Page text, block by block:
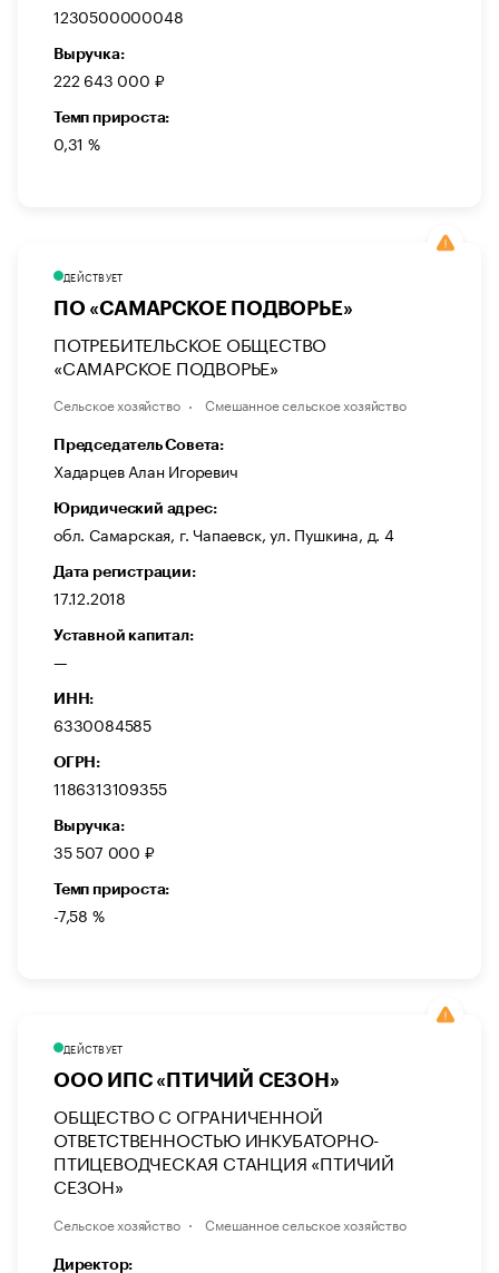
1230500000048
Выручка:
222 643 000 ₽
Темп прироста:
0,31 %
ДЕЙСТВУЕТ
ПО «САМАРСКОЕ ПОДВОРЬЕ»
ПОТРЕБИТЕЛЬСКОЕ ОБЩЕСТВО
«САМАРСКОЕ ПОДВОРЬЕ»
Сельское хозяйство Смешанное сельское хозяйство
Председатель Совета:
Хадарцев Алан Игоревич
Юридический адрес:
обл. Самарская, г. Чапаевск, ул. Пушкина, д. 4
Дата регистрации:
17.12.2018
Уставной капитал:
—
ИНН:
6330084585
ОГРН:
1186313109355
Выручка:
35 507 000 ₽
Темп прироста:
-7,58 %
ДЕЙСТВУЕТ
ООО ИПС «ПТИЧИЙ СЕЗОН»
ОБЩЕСТВО С ОГРАНИЧЕННОЙ
ОТВЕТСТВЕННОСТЬЮ ИНКУБАТОРНО-
ПТИЦЕВОДЧЕСКАЯ СТАНЦИЯ «ПТИЧИЙ
СЕЗОН»
Сельское хозяйство Смешанное сельское хозяйство
Директор: